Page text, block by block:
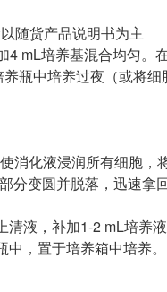
随货产品说明书为主
mL培养基混合均匀。
瓶中培养过夜（或将
。
消化液浸润所有细胞
分变圆并脱落，迅速
上清液，补加1-2 mL培
，置于培养箱中培养。